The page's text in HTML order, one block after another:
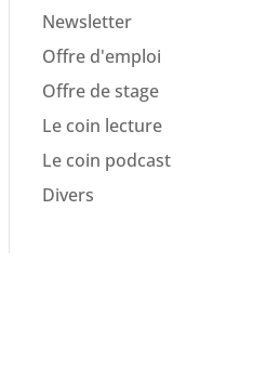
Newsletter
Offre d'emploi
Offre de stage
Le coin lecture
Le coin podcast
Divers